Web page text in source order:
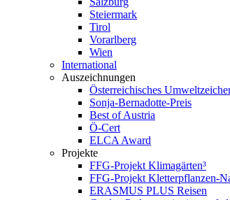
Steiermark
Tirol
Vorarlberg
Wien
International
Auszeichnungen
Österreichisches
Sonja-Bernadotte-Preis
Best of Austria
Ö-Cert
ELCA Award
Projekte
FFG-Projekt Klimagärten³
FFG-Projekt Kletterpflanzen-
ERASMUS PLUS Reisen